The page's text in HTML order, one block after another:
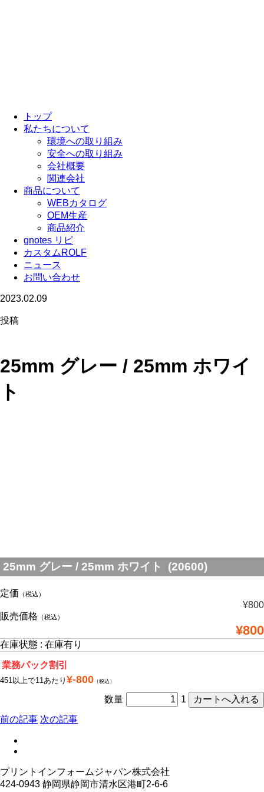
トップ
私たちについて
環境への取り組み
安全への取り組み
会社概要
関連会社
商品について
WEBカタログ
OEM生産
商品紹介
gnotes リピ
カスタムROLF
ニュース
お問い合わせ
2023.02.09
投稿
25mm グレー / 25mm ホワイ
ト
25mm グレー / 25mm ホワイト (20600)
定価 （税込）
¥800
販売価格 （税込）
¥800
在庫状態 : 在庫有り
業務パック割引
451以上で11あたり ¥-800 （税込）
数量
1
前の記事 次の記事
プリントインフォームジャパン株式会社
424-0943 静岡県静岡市清水区港町2-6-6